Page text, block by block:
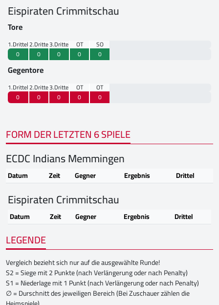
Eispiraten Crimmitschau
Tore
1.Drittel2.Drittel3.Drittel OT
SO
0
0 0 0 0
Gegentore
1.Drittel2.Drittel3.Drittel OT
OT
0
0 0 0 0
FORM DER LETZTEN 6 SPIELE
ECDC Indians Memmingen
Datum Zeit Gegner Ergebnis Drittel
Eispiraten Crimmitschau
Datum Zeit Gegner Ergebnis Drittel
LEGENDE
Vergleich bezieht sich nur auf die ausgewählte Runde!
S2 = Siege mit 2 Punkte (nach Verlängerung oder nach Penalty)
S1 = Niederlage mit 1 Punkt (nach Verlängerung oder nach Penalty)
∅ = Durschnitt des jeweiligen Bereich (Bei Zuschauer zählen die